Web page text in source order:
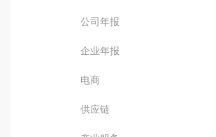
公司年报
企业年报
电商
供应链